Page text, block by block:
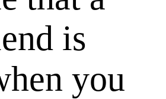
is
you